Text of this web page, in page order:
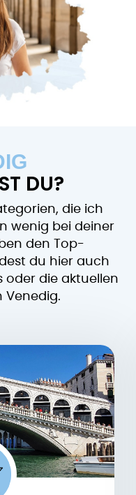
DU?
die ich
wenig bei deiner
den Top-
du hier auch
oder die aktuellen
Venedig.